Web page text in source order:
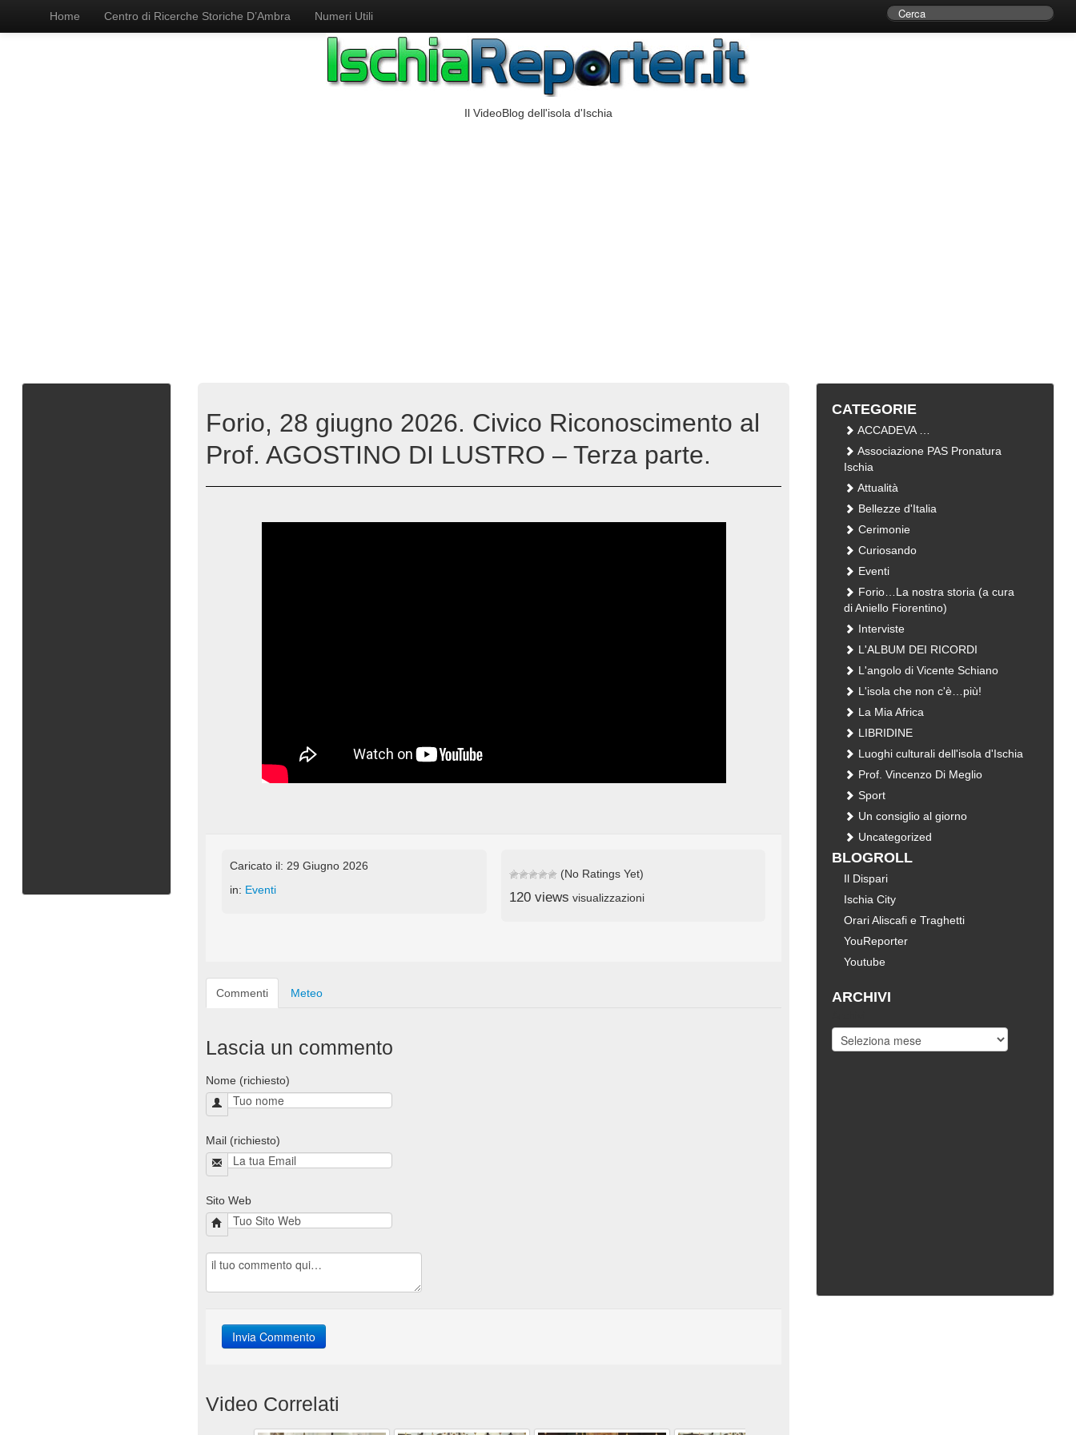
Home Centro di Ricerche Storiche D’Ambra Numeri Utili
Il VideoBlog dell'isola d'Ischia
Forio, 28 giugno 2026. Civico Riconoscimento al
Prof. AGOSTINO DI LUSTRO – Terza parte.
Caricato il: 29 Giugno 2026
in: Eventi
(No Ratings Yet)
120 views visualizzazioni
Commenti Meteo
Lascia un commento
Nome (richiesto)
Mail (richiesto)
Sito Web
Video Correlati
CATEGORIE
ACCADEVA …
Associazione PAS Pronatura
Ischia
Attualità
Bellezze d'Italia
Cerimonie
Curiosando
Eventi
Forio…La nostra storia (a cura
di Aniello Fiorentino)
Interviste
L'ALBUM DEI RICORDI
L'angolo di Vicente Schiano
L'isola che non c'è…più!
La Mia Africa
LIBRIDINE
Luoghi culturali dell'isola d'Ischia
Prof. Vincenzo Di Meglio
Sport
Un consiglio al giorno
Uncategorized
BLOGROLL
Il Dispari
Ischia City
Orari Aliscafi e Traghetti
YouReporter
Youtube
ARCHIVI